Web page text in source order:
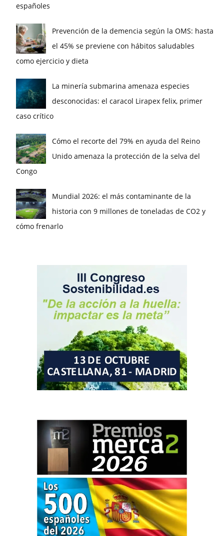
españoles
Prevención de la demencia según la OMS: hasta
el 45% se previene con hábitos saludables
como ejercicio y dieta
La minería submarina amenaza especies
desconocidas: el caracol Lirapex felix, primer
caso crítico
Cómo el recorte del 79% en ayuda del Reino
Unido amenaza la protección de la selva del
Congo
Mundial 2026: el más contaminante de la
historia con 9 millones de toneladas de CO2 y
cómo frenarlo